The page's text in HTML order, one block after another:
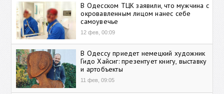
В Одесском ТЦК заявили, что мужчина с
окровавленным лицом нанес себе
самоувечье
12 фев, 00:09
В Одессу приедет немецкий художник
Гидо Хайсиг: презентует книгу, выставку
и артобъекты
11 фев, 09:05